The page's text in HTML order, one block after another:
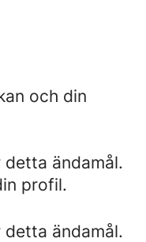
och din
ändamål.
profil.
ändamål.